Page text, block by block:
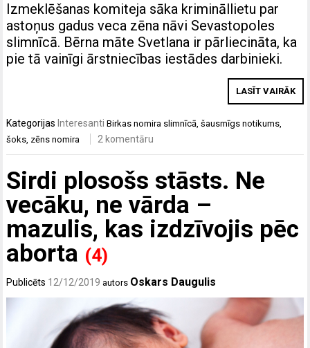
Izmeklēšanas komiteja sāka krimināllietu par
astoņus gadus veca zēna nāvi Sevastopoles
slimnīcā. Bērna māte Svetlana ir pārliecināta, ka
pie tā vainīgi ārstniecības iestādes darbinieki.
LASĪT VAIRĀK
Kategorijas Interesanti Birkasnomira slimnīcā,šausmīgs notikums,
šoks, zēns nomira 2 komentāru
Sirdi plosošs stāsts. Ne
vecāku, ne vārda –
mazulis, kas izdzīvojis pēc
aborta (4)
Publicēts 12/12/2019 autors Oskars Daugulis